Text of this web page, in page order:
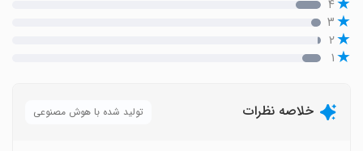
۴
۳
۲
۱
خلاصه نظرات تولید شده با هوش مصنوعی